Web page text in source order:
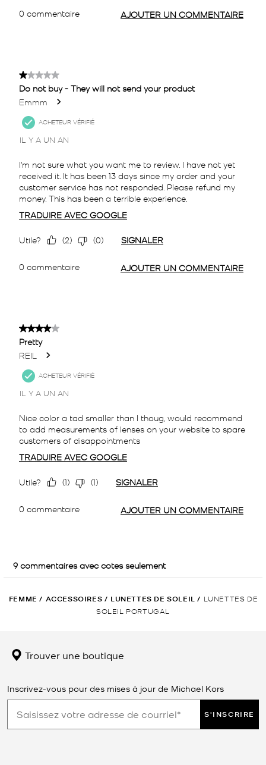
FEMME / ACCESSOIRES / LUNETTES DE SOLEIL / LUNETTES DE
SOLEIL PORTUGAL
Trouver une boutique
Inscrivez-vous pour des mises à jour de Michael Kors
S'INSCRIRE